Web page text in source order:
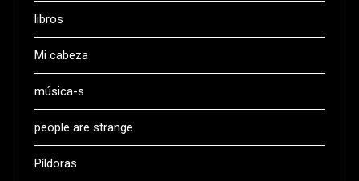
libros
Mi cabeza
música-s
people are strange
Píldoras